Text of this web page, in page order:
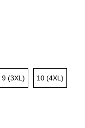
9 (3XL) 10 (4XL)